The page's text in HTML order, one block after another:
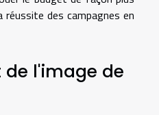
des campagnes en
l'image de